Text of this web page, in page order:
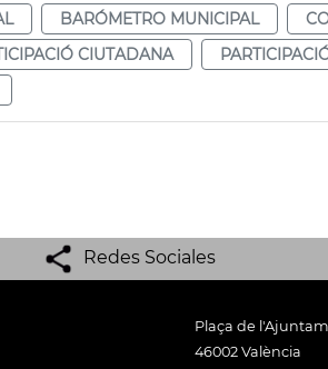
BARÓMETRO MUNICIPAL
CIUTADANA
Redes Sociales
Plaça de
46002 València